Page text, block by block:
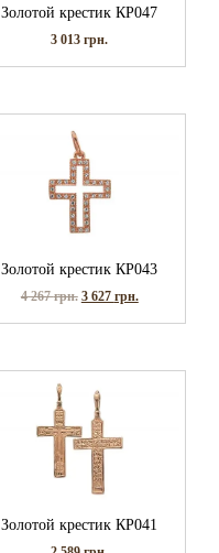
Золотой крестик КР047
3 013грн.
Золотой крестик КР043
4 267грн. 3 627 грн.
Золотой крестик КР041